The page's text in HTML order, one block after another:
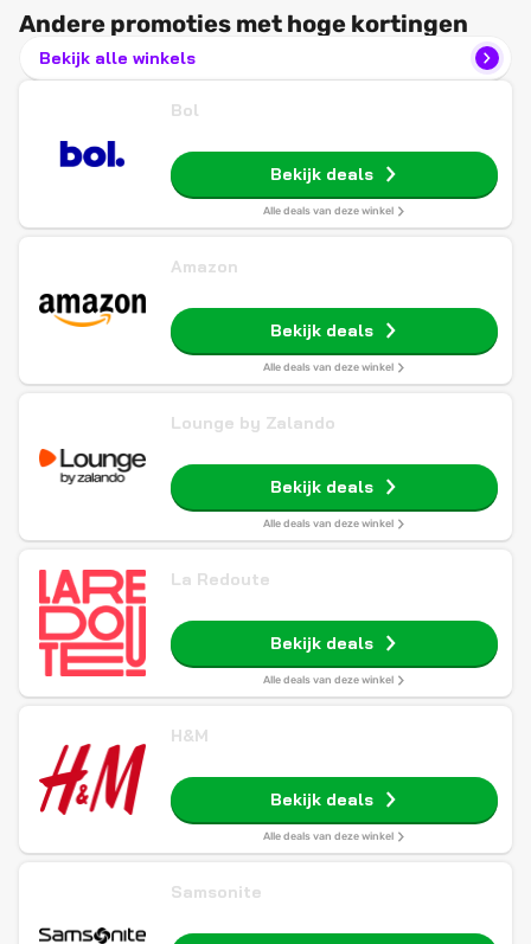
Andere promoties met hoge kortingen
Bekijk alle winkels
Bol
Bekijk deals
Alle deals van deze winkel
Amazon
Bekijk deals
Alle deals van deze winkel
Lounge by Zalando
Bekijk deals
Alle deals van deze winkel
La Redoute
Bekijk deals
Alle deals van deze winkel
H&M
Bekijk deals
Alle deals van deze winkel
Samsonite